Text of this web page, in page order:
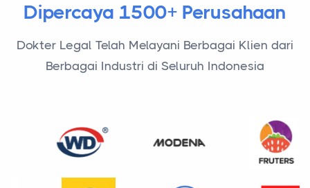
Dipercaya 1500+ Perusahaan
Dokter Legal Telah Melayani Berbagai Klien dari
Berbagai Industri di Seluruh Indonesia